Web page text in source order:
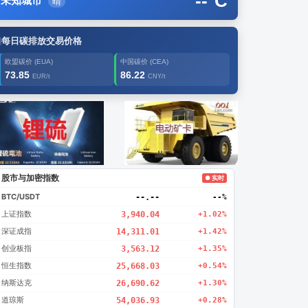
每日碳排放交易价格
欧盟碳价 (EUA)
73.85 EUR/t
中国碳价 (CEA)
86.22 CNY/t
2 创新
股市与加密指数 ● 实时
BTC/USDT --.-- --%
上证指数 3,940.04 +1.02%
深证成指 14,311.01 +1.42%
创业板指 3,563.12 +1.35%
恒生指数 25,668.03 +0.54%
纳斯达克 26,690.62 +1.30%
道琼斯 54,036.93 +0.28%